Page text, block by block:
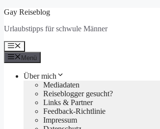
Zum
springen
Gay Reiseblog
Urlaubstipps für schwule Männer
Menü
Menü
Über mich
Mediadaten
Reiseblogger gesucht?
Links & Partner
Feedback-Richtlinie
Impressum